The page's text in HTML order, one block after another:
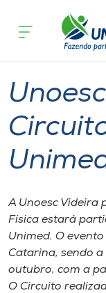
Cursos
Pesquisa
Atendimento ao
Portal de Ensino
A
acontece
A Unoesc Videira
Física estará
Unimed. O
Catarina, sendo a
outubro​,​ com a
O Circuito